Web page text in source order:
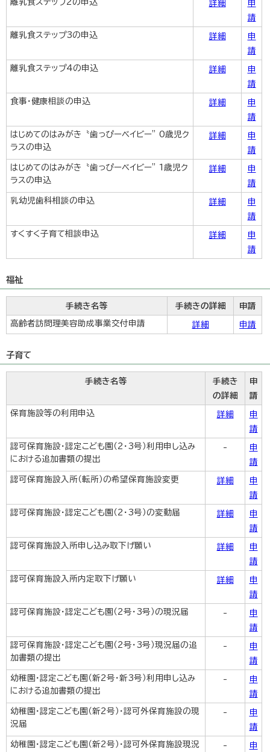
離乳食ステップ2の申込 詳細
申
請
離乳食ステップ3の申込 詳細
申
請
離乳食ステップ4の申込 詳細
申
請
食事・健康相談の申込 詳細
申
請
はじめてのはみがき〝歯っぴーベイビー” 0歳児ク
ラスの申込
詳細
申
請
はじめてのはみがき〝歯っぴーベイビー” 1歳児ク
ラスの申込
詳細
申
請
乳幼児歯科相談の申込 詳細
申
請
すくすく子育て相談申込 詳細
申
請
福祉
手続き名等 手続きの詳細 申請
高齢者訪問理美容助成事業交付申請 詳細 申請
子育て
手続き名等
手続き
の詳細
申
請
保育施設等の利用申込 詳細
申
請
認可保育施設・認定こども園（2・3号）利用申し込み
における追加書類の提出
-
申
請
認可保育施設入所（転所）の希望保育施設変更 詳細
申
請
認可保育施設・認定こども園（2・3号）の変動届 詳細
申
請
認可保育施設入所申し込み取下げ願い 詳細
申
請
認可保育施設入所内定取下げ願い 詳細
申
請
認可保育施設・認定こども園（2号・3号）の現況届 -
申
請
認可保育施設・認定こども園（2号・3号）現況届の追
加書類の提出
-
申
請
幼稚園・認定こども園（新2号・新3号）利用申し込み
における追加書類の提出
-
申
請
幼稚園・認定こども園（新2号）・認可外保育施設の現
況届
-
申
請
幼稚園・認定こども園（新2号）・認可外保育施設現況
-
申